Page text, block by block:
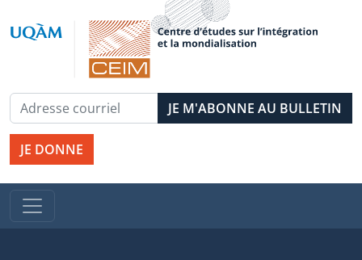
JE DONNE